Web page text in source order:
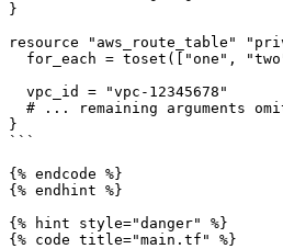
}
resource "aws_route_table"
}
```
{% endcode %}
{% endhint %}
{% hint style="danger" %}
{% code title="main.tf" %}